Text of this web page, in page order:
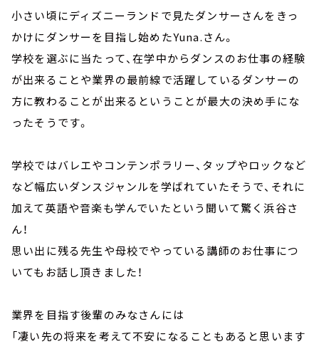
小さい頃にディズニーランドで見たダンサーさんをきっ
かけにダンサーを目指し始めたYuna.さん。
学校を選ぶに当たって、在学中からダンスのお仕事の経験
が出来ることや業界の最前線で活躍しているダンサーの
方に教わることが出来るということが最大の決め手にな
ったそうです。
学校ではバレエやコンテンポラリー、タップやロックなど
など幅広いダンスジャンルを学ばれていたそうで、それに
加えて英語や音楽も学んでいたという聞いて驚く浜谷さ
ん！
思い出に残る先生や母校でやっている講師のお仕事につ
いてもお話し頂きました！
業界を目指す後輩のみなさんには
「凄い先の将来を考えて不安になることもあると思います